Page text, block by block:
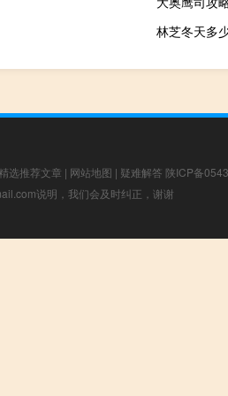
林芝冬天多
精选推荐文章 | 网站地图 | 疑难解答 陕ICP备
说明，我们会及时纠正，谢谢